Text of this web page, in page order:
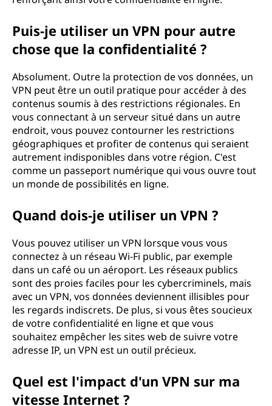
m
u
Puis-je utiliser un VPN pour autre
chose que la confidentialité ?
Absolument. Outre la protection de vos données, un
VPN peut être un outil pratique pour accéder à des
contenus soumis à des restrictions régionales. En
vous connectant à un serveur situé dans un autre
endroit, vous pouvez contourner les restrictions
géographiques et profiter de contenus qui seraient
autrement indisponibles dans votre région. C'est
comme un passeport numérique qui vous ouvre tout
un monde de possibilités en ligne.
Quand dois-je utiliser un VPN ?
Vous pouvez utiliser un VPN lorsque vous vous
connectez à un réseau Wi-Fi public, par exemple
dans un café ou un aéroport. Les réseaux publics
sont des proies faciles pour les cybercriminels, mais
avec un VPN, vos données deviennent illisibles pour
les regards indiscrets. De plus, si vous êtes soucieux
de votre confidentialité en ligne et que vous
souhaitez empêcher les sites web de suivre votre
adresse IP, un VPN est un outil précieux.
Quel est l'impact d'un VPN sur ma
vitesse Internet ?